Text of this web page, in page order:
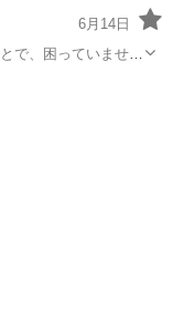
6月14日